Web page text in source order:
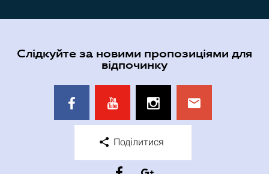
Слідкуйте за новими пропозиціями для
відпочинку
Поділитися